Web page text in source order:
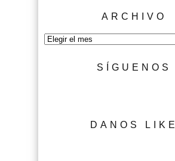
ARCHIVO
Archivo
SÍGUENOS
DANOS LIKE